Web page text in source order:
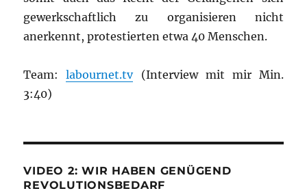
gewerkschaftlich zu organisieren nicht
anerkennt, protestierten etwa 40 Menschen.
Team:labournet.tv(Interview mit mir Min.
3:40)
VIDEO 2: WIR HABEN GENÜGEND
REVOLUTIONSBEDARF